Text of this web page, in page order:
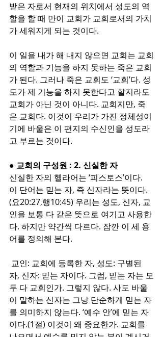
받은 자로서 현재의 위치에서 성도의 역
할을 할 때 만이 교회가 교회로서의 가치
가 세워지게 되는 것이다.
이 일을 내가 해 내지 않으면 교회는 교회
의 역할과 기능을 하지 못하는 죽은 교회
가 된다. 그러나 죽은 교회도 ‘교회’다. 성
도가 제 기능을 하지 못한다고 할지라도
교회가 아닌 것이 아니다. 교회지만, 죽
은 교회다. 이것이 우리가 가진 정체성이
기에 바울은 이 편지의 수신인을 성도라
고 부르는 것이다.
● 교회의 구성원 : 2. 신실한 자
신실한 자의 헬라어는 ‘피스토스’이다.
이 단어는 믿는 자, 즉 신자라는 뜻이다.
(요20:27,행10:45) 우리는 성도, 신자, 교
인을 보통 다 같은 뜻으로 여기고 사용한
다. 하지만 약간씩 다르다. 잠깐 이 세 용
어를 정의해 본다.
자, 신자: 믿는 자이다. 그럼, 믿는 자는 모
두 다 교회인가. 그렇지 않다. 사도 바울
이 말하는 신자는 그냥 단순하게 믿는 자
를 의미하지 않는다. ‘예수 안’에 믿는 자
이다.(1절) 이것이 왜 중요한가. 교회를